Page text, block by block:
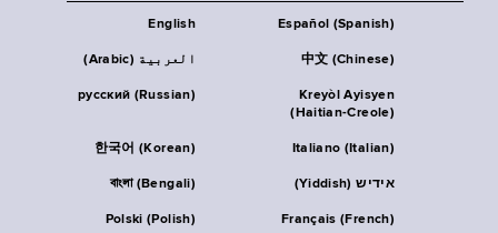
English Español (Spanish)
العربية (Arabic) 中文 (Chinese)
русский (Russian)
Kreyòl Ayisyen
(Haitian-Creole)
한국어 (Korean) Italiano (Italian)
বাংলা (Bengali) אידיש (Yiddish)
Polski (Polish) Français (French)